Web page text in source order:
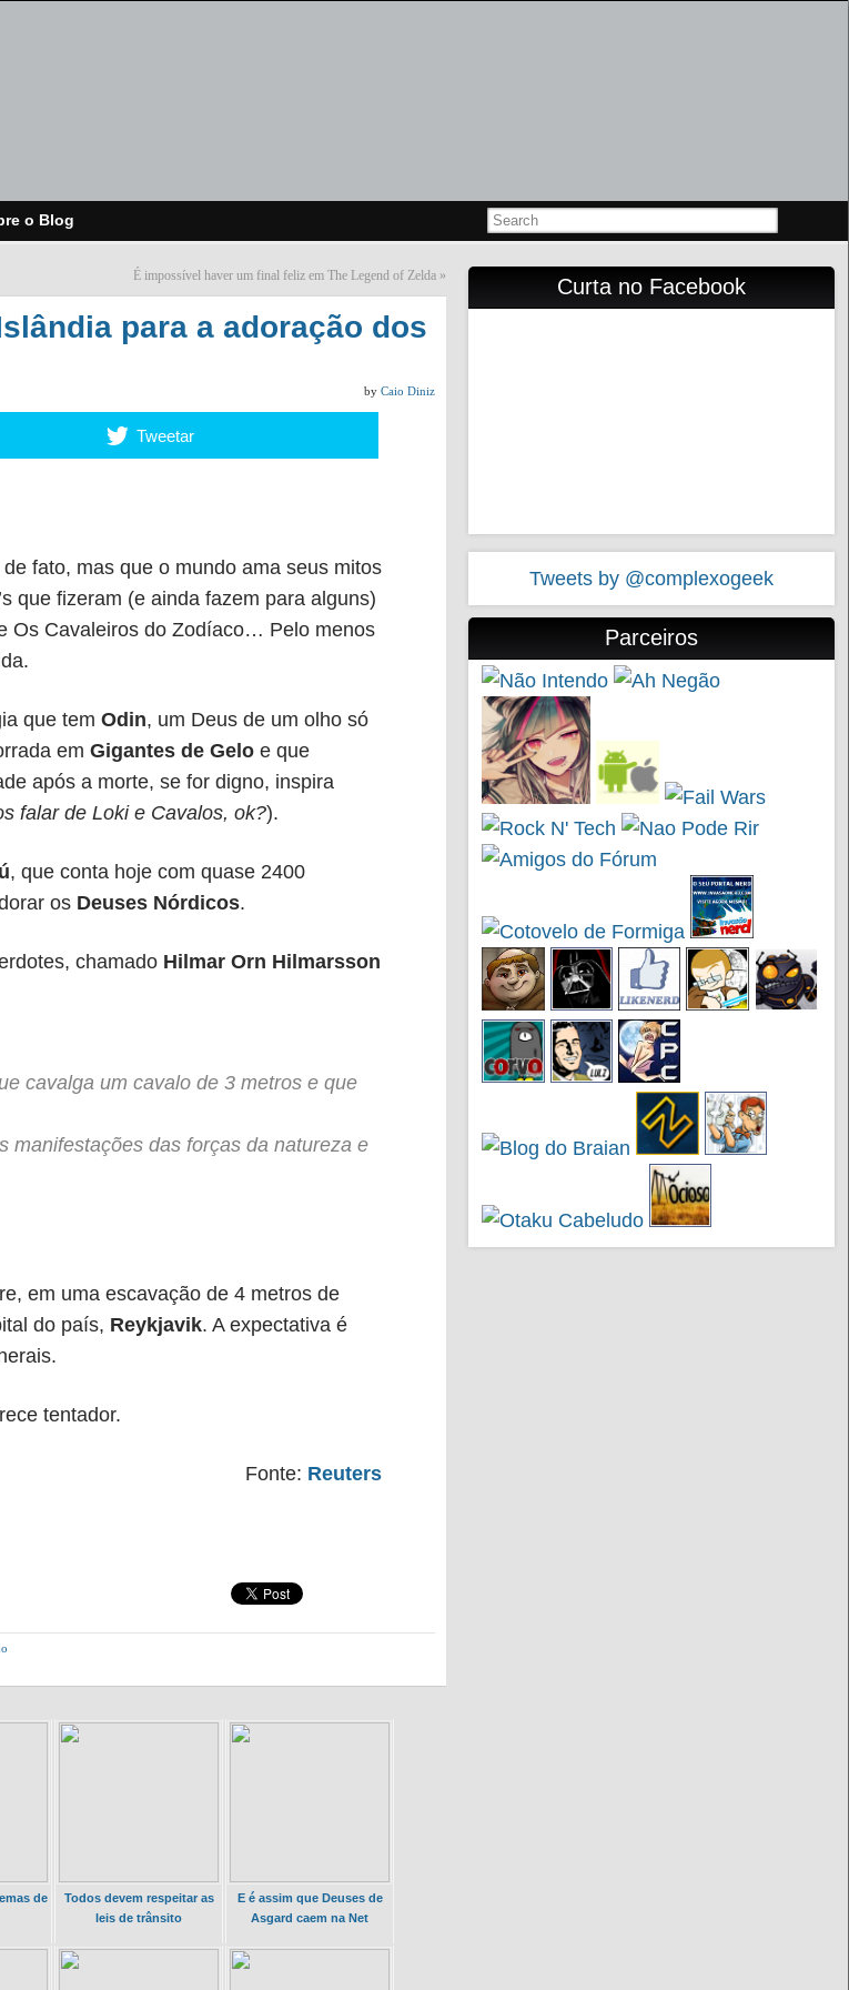
o Blog
É impossível haver um final feliz em The Legend of Zelda »
para a adoração dos
by Caio Diniz
Tweetar
fato, mas que o mundo ama seus mitos
que fizeram (e ainda fazem para alguns)
Os Cavaleiros do Zodíaco… Pelo menos
que tem Odin, um Deus de um olho só
em Gigantes de Gelo e que
após a morte, se for digno, inspira
falar de Loki e Cavalos, ok?).
, que conta hoje com quase 2400
os Deuses Nórdicos.
chamado Hilmar Orn Hilmarsson
cavalga um cavalo de 3 metros e que
manifestações das forças da natureza e
em uma escavação de 4 metros de
do país, Reykjavik. A expectativa é
tentador.
Fonte: Reuters
de
Todos devem respeitar as
leis de trânsito
E é assim que Deuses de
Asgard caem na Net
Curta no Facebook
Tweets by @complexogeek
Parceiros